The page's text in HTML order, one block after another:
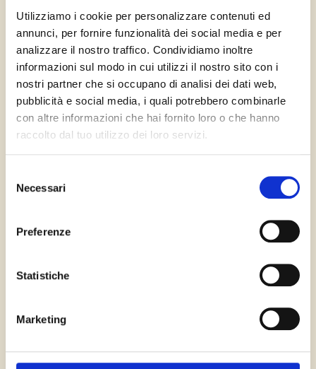
Utilizziamo i cookie per personalizzare contenuti ed
annunci, per fornire funzionalità dei social media e per
analizzare il nostro traffico. Condividiamo inoltre
informazioni sul modo in cui utilizzi il nostro sito con i
nostri partner che si occupano di analisi dei dati web,
pubblicità e social media, i quali potrebbero combinarle
con altre informazioni che hai fornito loro o che hanno
raccolto dal tuo utilizzo dei loro servizi.
delNecessari
Preferenze
Statistiche
Marketing
Primo Operatore Privato del Mercato Postale Nazionale presente con 400
agenzie partner e 10 hub.
Il lavoro professionale e la conoscenza del territorio di oltre 2.000 postini
garantiscono nel recapito tracciato la puntualità della corrispondenza,
coprendo circa il 70% della popolazione italiana.
Fulmine Group con le business unit – Mail, Digital, Servizi Notificazione e
Parcel – è un’azienda multicanale e multiprodotto.
Direct Mail
Giacenza Digitale
Invio digitale multicanale